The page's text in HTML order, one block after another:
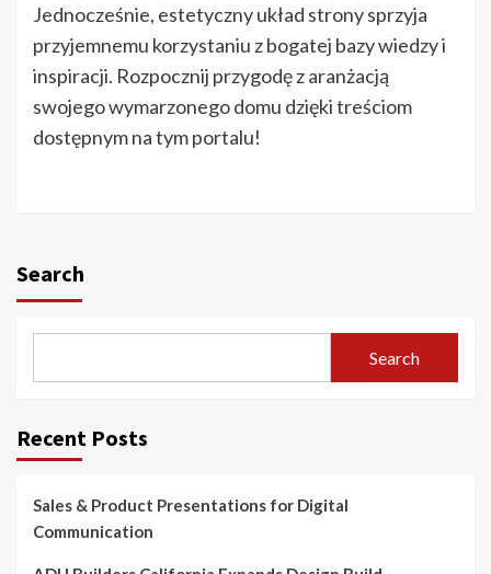
Jednocześnie, estetyczny układ strony sprzyja
przyjemnemu korzystaniu z bogatej bazy wiedzy i
inspiracji. Rozpocznij przygodę z aranżacją
swojego wymarzonego domu dzięki treściom
dostępnym na tym portalu!
Search
Search
Recent Posts
Sales & Product Presentations for Digital
Communication